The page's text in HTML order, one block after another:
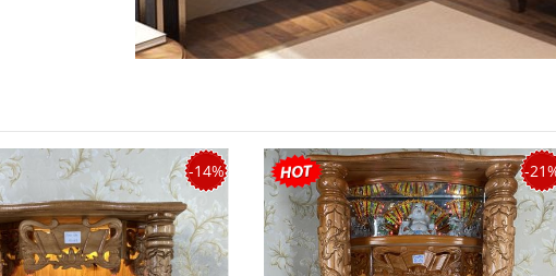
-14% -21%